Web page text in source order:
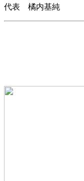
代表 橘内基純